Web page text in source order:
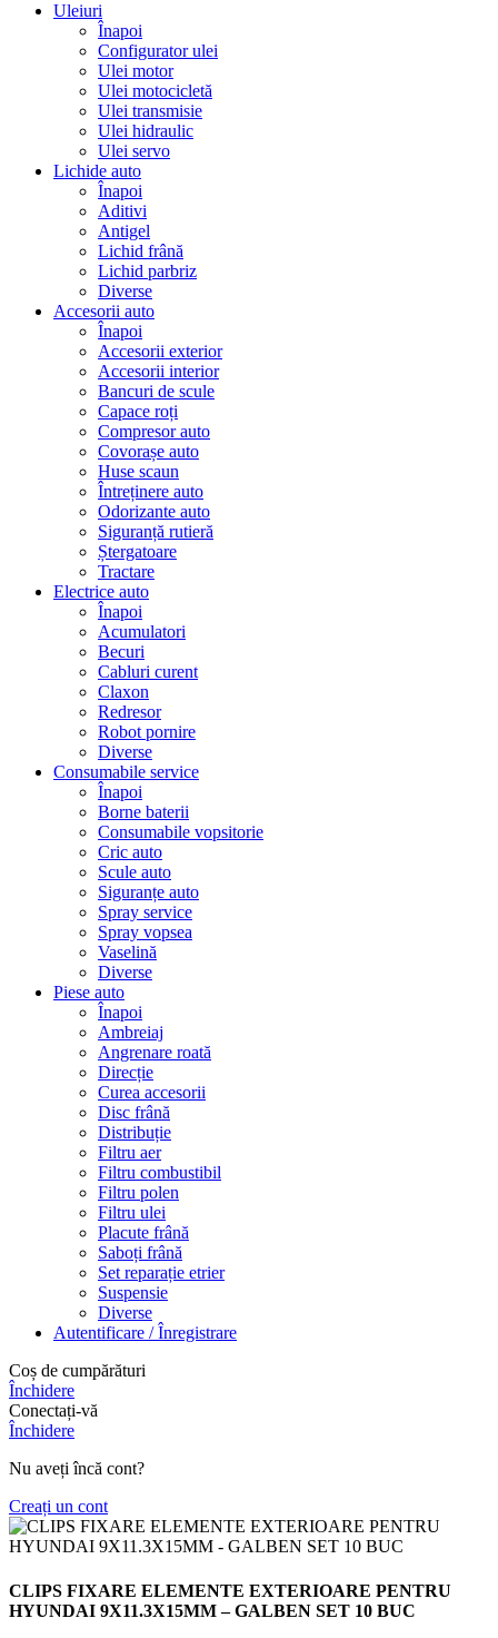
Uleiuri
Înapoi
Configurator ulei
Ulei motor
Ulei motocicletă
Ulei transmisie
Ulei hidraulic
Ulei servo
Lichide auto
Înapoi
Aditivi
Antigel
Lichid frână
Lichid parbriz
Diverse
Accesorii auto
Înapoi
Accesorii exterior
Accesorii interior
Bancuri de scule
Capace roți
Compresor auto
Covorașe auto
Huse scaun
Întreținere auto
Odorizante auto
Siguranță rutieră
Ștergatoare
Tractare
Electrice auto
Înapoi
Acumulatori
Becuri
Cabluri curent
Claxon
Redresor
Robot pornire
Diverse
Consumabile service
Înapoi
Borne baterii
Consumabile vopsitorie
Cric auto
Scule auto
Siguranțe auto
Spray service
Spray vopsea
Vaselină
Diverse
Piese auto
Înapoi
Ambreiaj
Angrenare roată
Direcție
Curea accesorii
Disc frână
Distribuție
Filtru aer
Filtru combustibil
Filtru polen
Filtru ulei
Placute frână
Saboți frână
Set reparație etrier
Suspensie
Diverse
Autentificare / Înregistrare
Coș de cumpărături
Închidere
Conectați-vă
Închidere
Nu aveți încă cont?
Creați un cont
CLIPS FIXARE ELEMENTE EXTERIOARE PENTRU
HYUNDAI 9X11.3X15MM – GALBEN SET 10 BUC